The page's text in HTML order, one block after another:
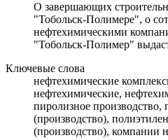
О завершающих
"Тобольск-Полимере", о
нефтехимическими
"Тобольск-Полимер"
Ключевые слова
нефтехимические
нефтехимические,
пиролизное производство,
(производство),
(производство), компании